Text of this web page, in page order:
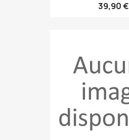
39,90 €